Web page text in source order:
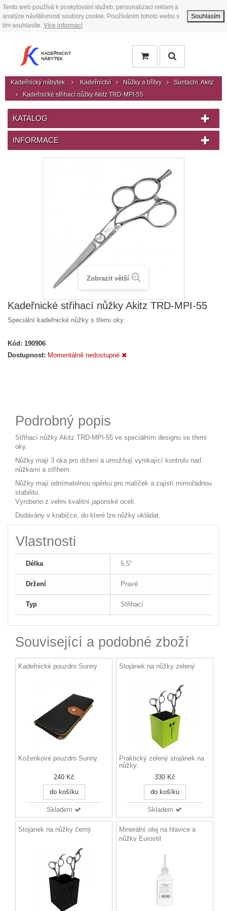
Tento web používá k poskytování služeb, personalizaci reklam a
analýze návštěvnosti soubory cookie. Používáním tohoto webu s
tím souhlasíte. Více informací
Souhlasím
Kadeřnický nábytek Kadeřnictví Nůžky a břitvy
Suntachi, Akitz
Kadeřnické střihací nůžky Akitz TRD-MPI-55
KATALOG
INFORMACE
Zobrazit větší
Kadeřnické střihací nůžky Akitz TRD-MPI-55
Speciální kadeřnické nůžky s třemi oky.
Kód: 190906
Dostupnost: Momentálně nedostupné
Podrobný popis
Střihací nůžky Akitz TRD-MPI-55 ve speciálním designu se třemi
oky.
Nůžky mají 3 oka pro držení a umožňují vynikající kontrolu nad
nůžkami a střihem.
Nůžky mají odnímatelnou opěrku pro malíček a zajistí mimořádnou
stabilitu.
Vyrobeno z velmi kvalitní japonské oceli.
Dodávány v krabičce, do které lze nůžky ukládat.
Vlastnosti
Délka 5,5"
Držení Pravé
Typ Střihací
Související a podobné zboží
Kadeřnické pouzdro Sunny
Koženkové pouzdro Sunny.
240 Kč
do košíku
Skladem
Stojánek na nůžky zelený
Praktický zelený stojánek na
nůžky.
330 Kč
do košíku
Skladem
Stojánek na nůžky černý
Minerální olej na hlavice a
nůžky Eurostil